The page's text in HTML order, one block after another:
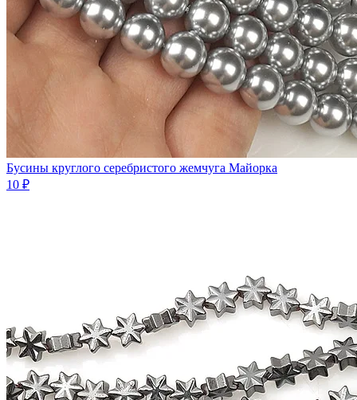
Бусины круглого серебристого жемчуга Майорка
10 ₽